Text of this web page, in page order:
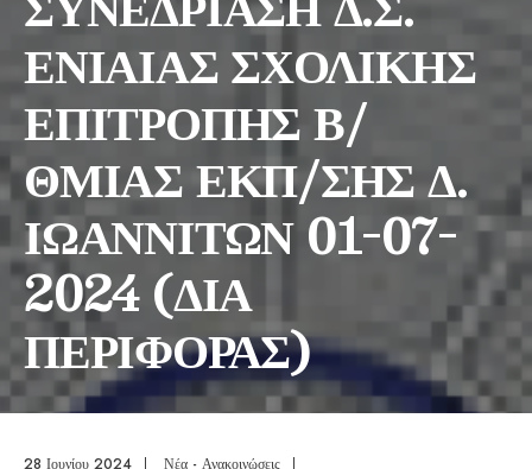
ΕΝΙΑΙΑΣ ΣΧΟΛΙΚΗΣ
ΕΠΙΤΡΟΠΗΣ Β/
ΘΜΙΑΣ ΕΚΠ/ΣΗΣ Δ.
ΙΩΑΝΝΙΤΩΝ 01-07-
2024 (ΔΙΑ
ΠΕΡΙΦΟΡΑΣ)
28 Ιουνίου 2024 | Νέα - Ανακοινώσεις |